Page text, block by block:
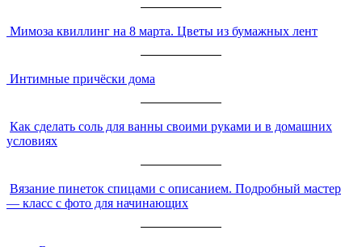
Мимоза квиллинг на 8 марта. Цветы из бумажных лент
Интимные причёски дома
Как сделать соль для ванны своими руками и в домашних
условиях
Вязание пинеток спицами с описанием. Подробный мастер
— класс с фото для начинающих